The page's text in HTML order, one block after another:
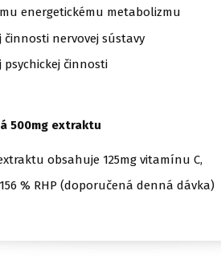
energetickému metabolizmu
činnosti nervovej sústavy
činnosti
500mg extraktu
125mg vitamínu C,
(doporučená denná dávka)